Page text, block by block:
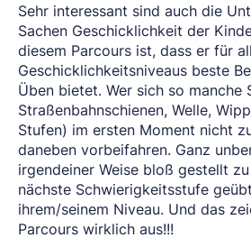
Sehr interessant sind auch die
Sachen Geschicklichkeit der
diesem Parcours ist, dass er für
Geschicklichkeitsniveaus beste
Üben bietet. Wer sich so manche
Straßenbahnschienen, Welle,
Stufen) im ersten Moment nicht
daneben vorbeifahren. Ganz
irgendeiner Weise bloß gestellt
nächste Schwierigkeitsstufe
ihrem/seinem Niveau. Und das
Parcours wirklich aus!!!